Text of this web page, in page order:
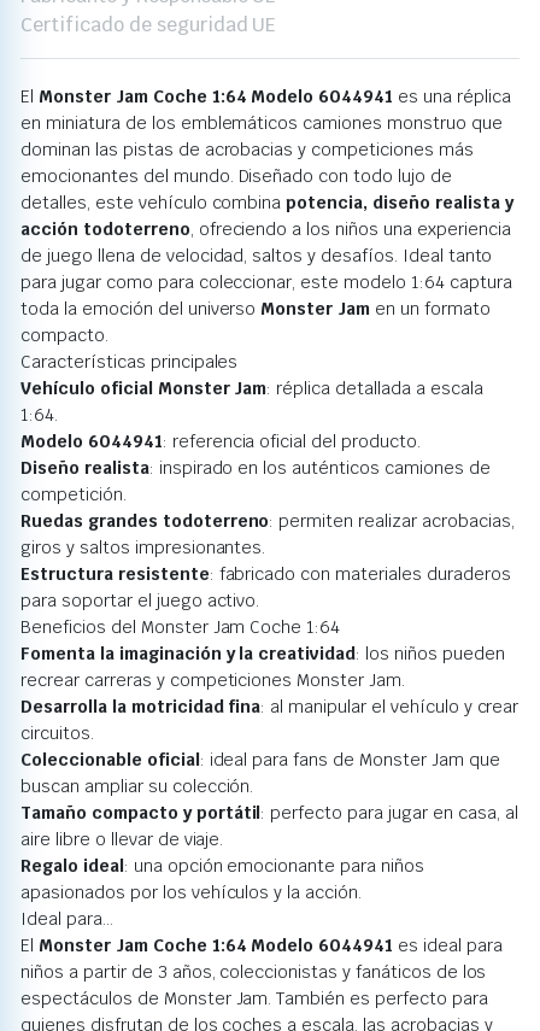
Certificado de seguridad UE
El Monster Jam Coche 1:64 Modelo 6044941 es una réplica
en miniatura de los emblemáticos camiones monstruo que
dominan las pistas de acrobacias y competiciones más
emocionantes del mundo. Diseñado con todo lujo de
detalles, este vehículo combinapotencia, diseño realista y
acción todoterreno, ofreciendo a los niños una experiencia
de juego llena de velocidad, saltos y desafíos. Ideal tanto
para jugar como para coleccionar, este modelo 1:64 captura
toda la emoción del universo Monster Jam en un formato
compacto.
Características principales
Vehículo oficial Monster Jam: réplica detallada a escala
1:64.
Modelo 6044941: referencia oficial del producto.
Diseño realista: inspirado en los auténticos camiones de
competición.
Ruedas grandes todoterreno: permiten realizar acrobacias,
giros y saltos impresionantes.
Estructura resistente: fabricado con materiales duraderos
para soportar el juego activo.
Beneficios del Monster Jam Coche 1:64
Fomenta la imaginación y la creatividad: los niños pueden
recrear carreras y competiciones Monster Jam.
Desarrolla la motricidad fina: al manipular el vehículo y crear
circuitos.
Coleccionable oficial: ideal para fans de Monster Jam que
buscan ampliar su colección.
Tamaño compacto y portátil: perfecto para jugar en casa, al
aire libre o llevar de viaje.
Regalo ideal: una opción emocionante para niños
apasionados por los vehículos y la acción.
Ideal para…
El Monster Jam Coche 1:64 Modelo 6044941 es ideal para
niños a partir de 3 años, coleccionistas y fanáticos de los
espectáculos de Monster Jam. También es perfecto para
quienes disfrutan de los coches a escala, las acrobacias y